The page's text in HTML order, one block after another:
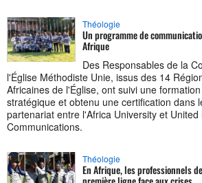
Théologie
Un programme de
Afrique
Des Responsables de la
l'Église Méthodiste Unie, issus des 14
Africaines de l'Église, ont suivi une
stratégique et obtenu une certification dans
partenariat entre l'Africa University et United
Communications.
Théologie
En Afrique, les professionnels